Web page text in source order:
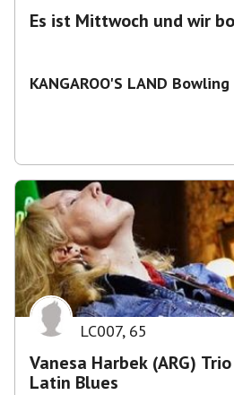
Es ist Mittwoch und wir
KANGAROO'S LAND
LC007, 65
Vanesa Harbek (ARG)
Latin Blues